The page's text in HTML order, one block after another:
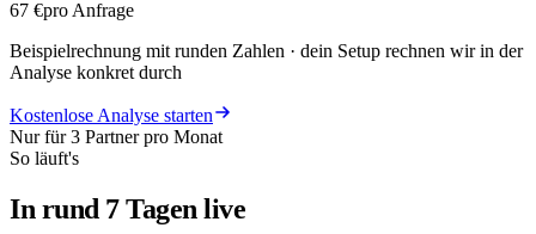
67 €pro Anfrage
Beispielrechnung mit runden Zahlen · dein Setup rechnen wir in der
Analyse konkret durch
Kostenlose Analyse starten
Nur für 3 Partner pro Monat
So läuft's
In rund 7 Tagen live